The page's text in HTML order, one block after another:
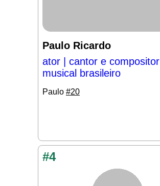
Paulo Ricardo
ator | cantor e compositor
musical brasileiro
Paulo #20
#4